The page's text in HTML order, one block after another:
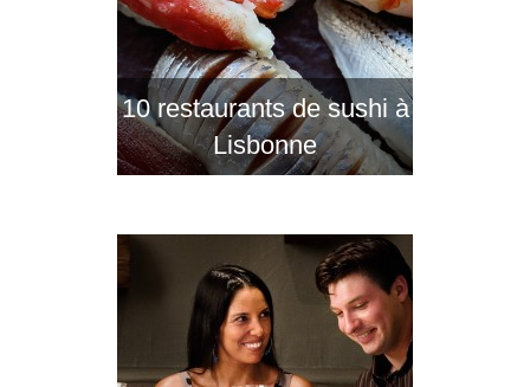
10 restaurants de sushi à
Lisbonne